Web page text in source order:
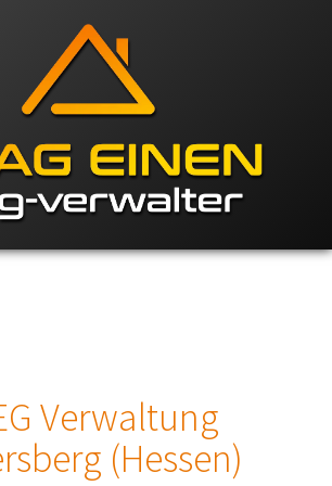
Verwaltung
(Hessen)